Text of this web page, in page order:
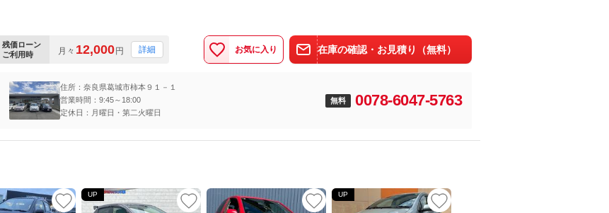
残価ローン
ご利用時
月々 12,000円 詳細 お気に入り 在庫の確認・お見積り（無料）
住所：奈良県葛城市柿本９１－１
営業時間：9:45～18:00
定休日：月曜日・第二火曜日
無料 0078-6047-5763
UP UP